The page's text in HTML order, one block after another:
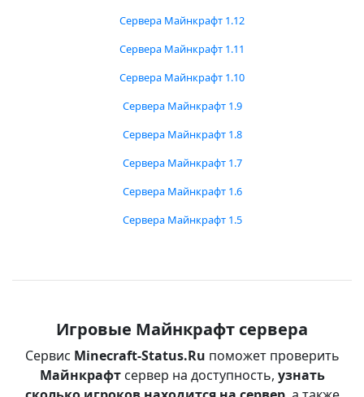
Сервера Майнкрафт 1.12
Сервера Майнкрафт 1.11
Сервера Майнкрафт 1.10
Сервера Майнкрафт 1.9
Сервера Майнкрафт 1.8
Сервера Майнкрафт 1.7
Сервера Майнкрафт 1.6
Сервера Майнкрафт 1.5
Игровые Майнкрафт сервера
Сервис Minecraft-Status.Ru поможет проверить
Майнкрафтсервер на доступность, узнать